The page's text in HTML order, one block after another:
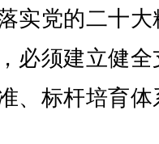
实党的二十
必须建立健
、标杆培育